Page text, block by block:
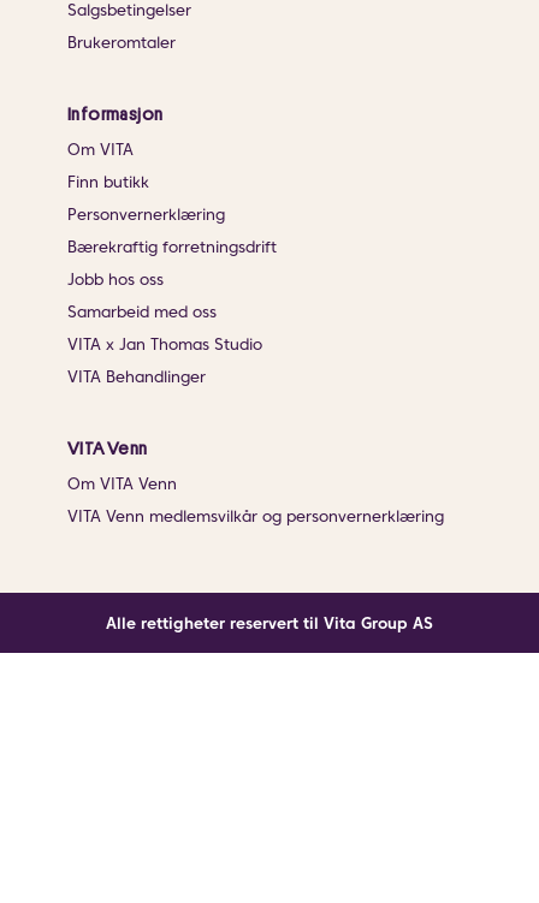
Salgsbetingelser
Brukeromtaler
Informasjon
Om VITA
Finn butikk
Personvernerklæring
Bærekraftig forretningsdrift
Jobb hos oss
Samarbeid med oss
VITA x Jan Thomas Studio
VITA Behandlinger
VITA Venn
Om VITA Venn
VITA Venn medlemsvilkår og personvernerklæring
Alle rettigheter reservert til Vita Group AS